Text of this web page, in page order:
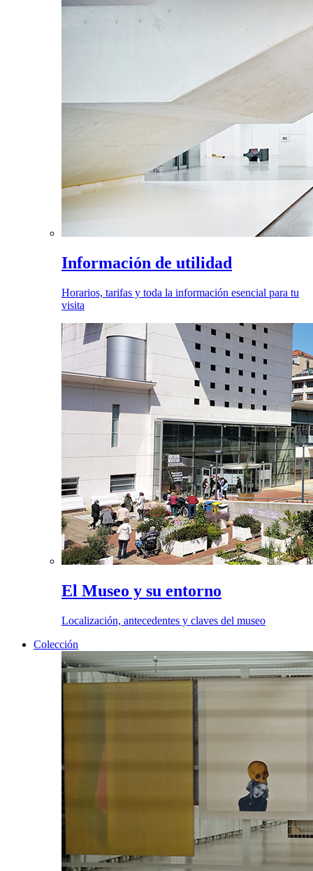
Información de utilidad
Horarios, tarifas y toda la información esencial para tu
visita
El Museo y su entorno
Localización, antecedentes y claves del museo
Colección